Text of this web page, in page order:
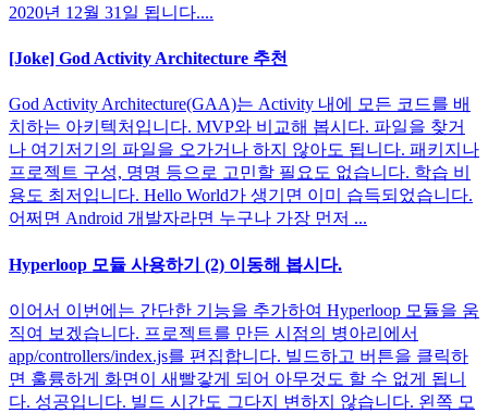
2020년 12월 31일 됩니다....
[Joke] God Activity Architecture 추천
God Activity Architecture(GAA)는 Activity 내에 모든 코드를 배
치하는 아키텍처입니다. MVP와 비교해 봅시다. 파일을 찾거
나 여기저기의 파일을 오가거나 하지 않아도 됩니다. 패키지나
프로젝트 구성, 명명 등으로 고민할 필요도 없습니다. 학습 비
용도 최저입니다. Hello World가 생기면 이미 습득되었습니다.
어쩌면 Android 개발자라면 누구나 가장 먼저 ...
Hyperloop 모듈 사용하기 (2) 이동해 봅시다.
이어서 이번에는 간단한 기능을 추가하여 Hyperloop 모듈을 움
직여 보겠습니다. 프로젝트를 만든 시점의 병아리에서
app/controllers/index.js를 편집합니다. 빌드하고 버튼을 클릭하
면 훌륭하게 화면이 새빨갛게 되어 아무것도 할 수 없게 됩니
다. 성공입니다. 빌드 시간도 그다지 변하지 않습니다. 왼쪽 모